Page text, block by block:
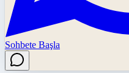
Sohbete Başla